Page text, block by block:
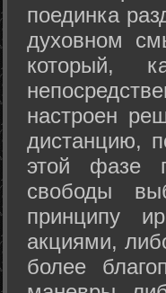
поединка
духовном
который,
настроен
дистанцию,
этой фазе
свободы
принципу
акциями,
более